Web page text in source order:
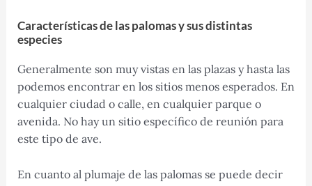
Características de las palomas y sus distintas
especies
Generalmente son muy vistas en las plazas y hasta las
podemos encontrar en los sitios menos esperados. En
cualquier ciudad o calle, en cualquier parque o
avenida. No hay un sitio específico de reunión para
este tipo de ave.
En cuanto al plumaje de las palomas se puede decir